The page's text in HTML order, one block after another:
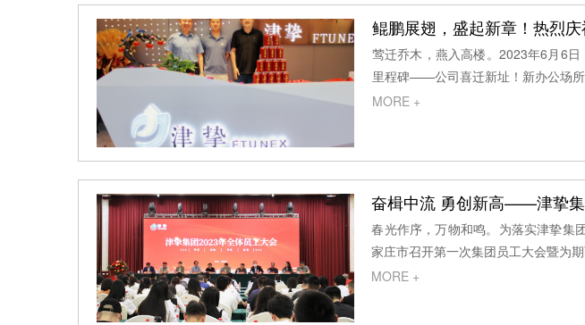
鲲鹏展翅，盛起新章！热烈
莺迁乔木，燕入高楼。2023年6月6
里程碑——公司喜迁新址！新办公场
MORE +
奋楫中流 勇创新高——津挚
春光作序，万物和鸣。为落实津挚集
家庄市召开第一次集团员工大会暨为
MORE +